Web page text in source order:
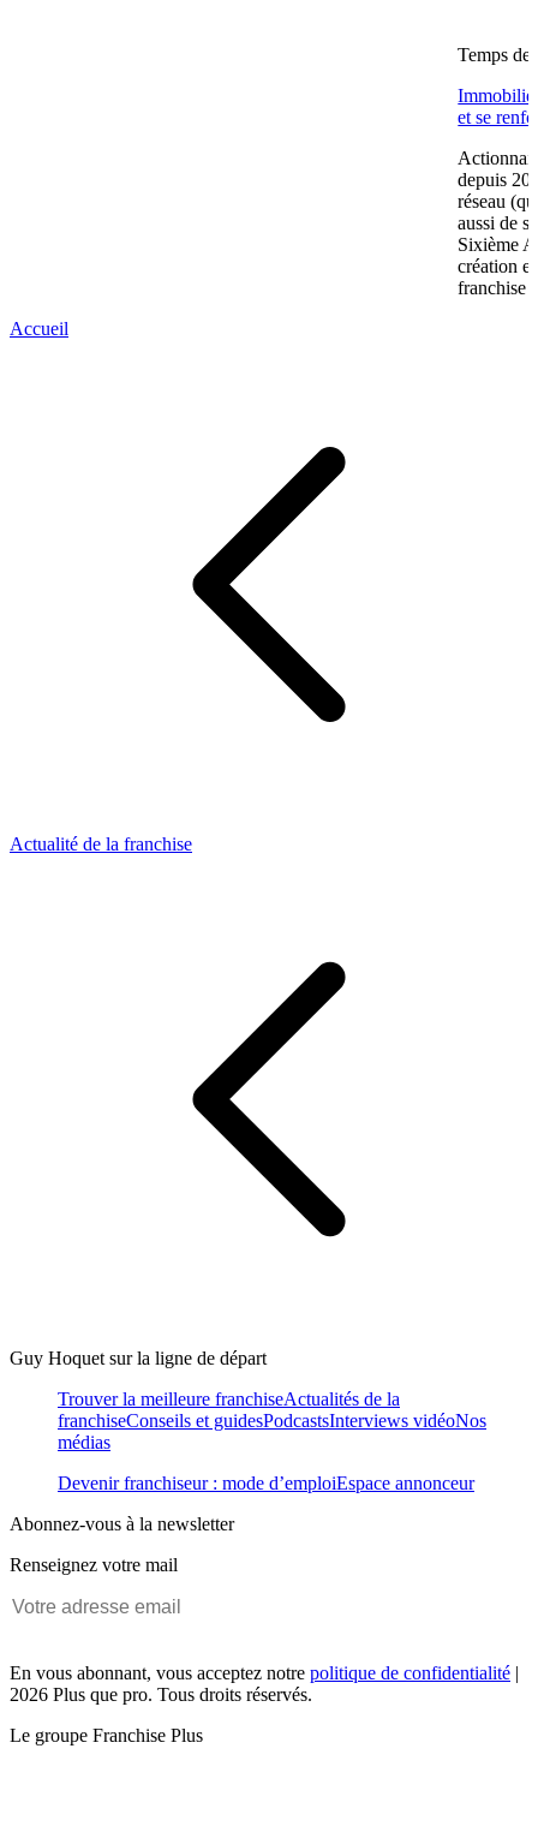
Temps de
et se
depuis
réseau
aussi de
Sixième
création
franchise
Accueil
Actualité de la franchise
Guy Hoquet sur la ligne de départ
Trouver la meilleure franchiseActualités de la
franchiseConseils et guidesPodcastsInterviews vidéoNos
médias
Devenir franchiseur : mode d’emploiEspace annonceur
Abonnez-vous à la newsletter
Renseignez votre mail
En vous abonnant, vous acceptez notre politique de confidentialité |
2026 Plus que pro. Tous droits réservés.
Le groupe Franchise Plus